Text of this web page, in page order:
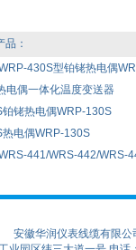
：
430S型铂铑热电偶
电偶一体化温度变送器
铑热电偶WRP-130S
电偶WRP-130S
441/WRS-442/WRS-
安徽华润仪表线缆有限公